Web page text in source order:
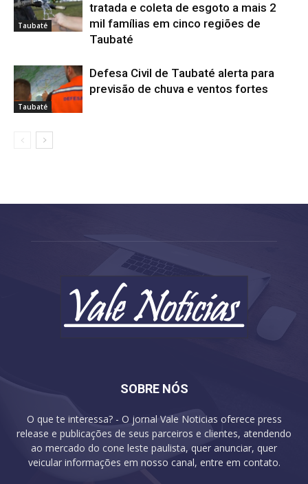
Taubaté
tratada e coleta de esgoto a mais 2
mil famílias em cinco regiões de
Taubaté
Taubaté
Defesa Civil de Taubaté alerta para
previsão de chuva e ventos fortes
SOBRE NÓS
O que te interessa? - O jornal Vale Noticias oferece press
release e publicações de seus parceiros e clientes, atendendo
ao mercado do cone leste paulista, quer anunciar, quer
veicular informações em nosso canal, entre em contato.